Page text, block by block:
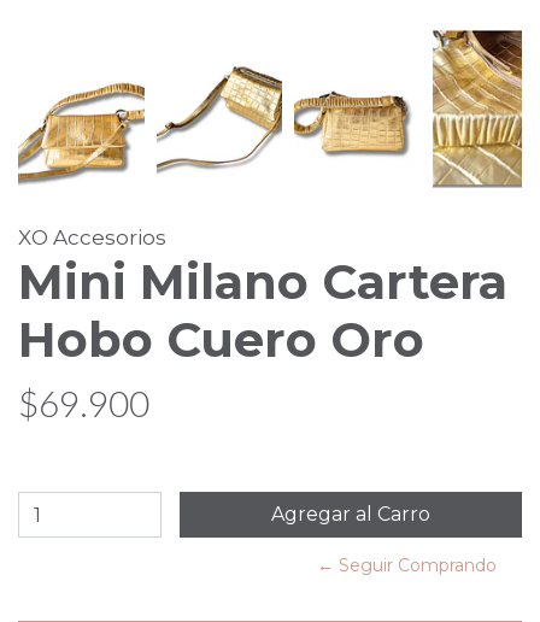
XO Accesorios
Mini Milano Cartera
Hobo Cuero Oro
$69.900
← Seguir Comprando